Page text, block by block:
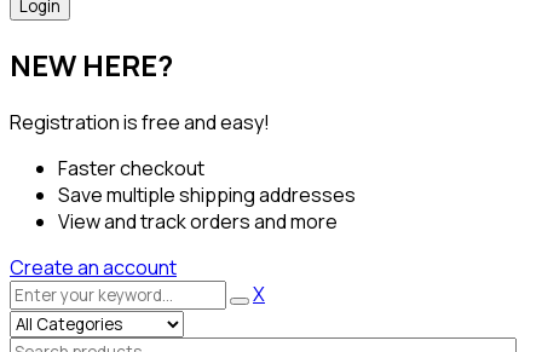
NEW HERE?
Registration is free and easy!
Faster checkout
Save multiple shipping addresses
View and track orders and more
Create an account
X